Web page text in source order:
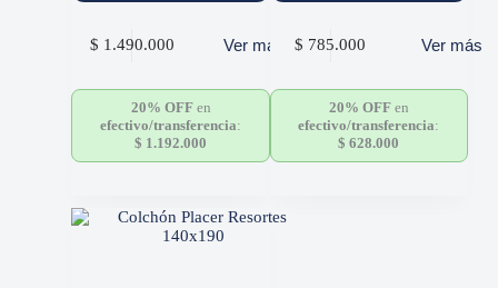
$ 1.490.000 Ver más
20% OFFen
efectivo/transferencia:
$ 1.192.000
$ 785.000 Ver más
20% OFFen
efectivo/transferencia:
$ 628.000